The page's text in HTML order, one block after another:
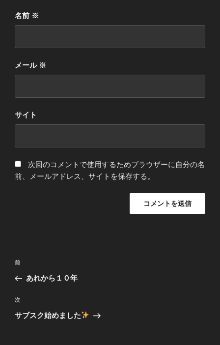
名前 ※
メール ※
サイト
次回のコメントで使用するためブラウザーに自分の名
前、メールアドレス、サイトを保存する。
投
ナ
ビ
ゲ
前
の
稿
前
あれから１０年
次
の
次
サブスク始めました